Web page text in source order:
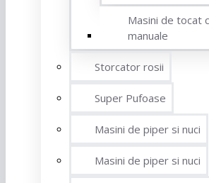
Masini de tocat
manuale
Storcator rosii
Super Pufoase
Masini de piper si nuci
Masini de piper si nuci